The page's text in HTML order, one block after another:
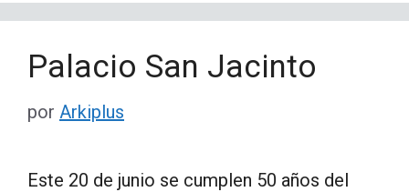
Palacio San Jacinto
por Arkiplus
Este 20 de junio se cumplen 50 años del